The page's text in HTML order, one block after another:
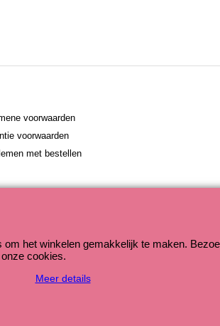
voorwaarden
voorwaarden
met bestellen
om het winkelen gemakkelijk te maken.
cookies.
Meer details